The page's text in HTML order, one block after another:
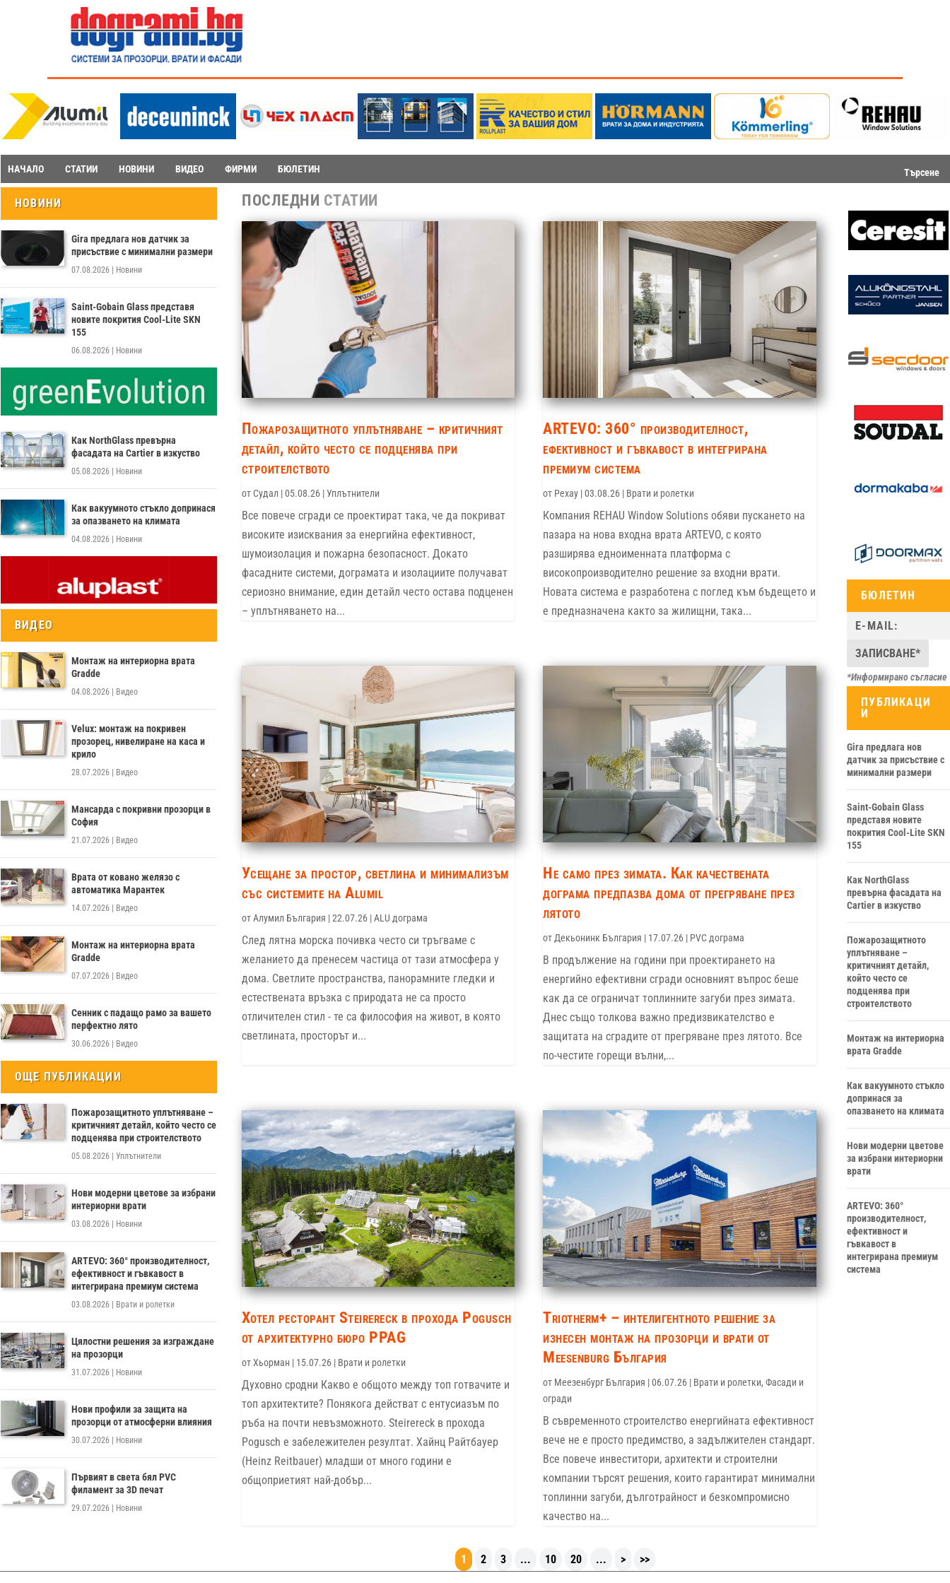
НАЧАЛО СТАТИИ НОВИНИ ВИДЕО ФИРМИ БЮЛЕТИН Търсене
НОВИНИ
Gira предлага нов датчик за
присъствие с минимални размери
07.08.2026 Новини
Saint-Gobain Glass представя
новите покрития Cool-Lite SKN
155
06.08.2026 Новини
Как NorthGlass превърна
фасадата на Cartier в изкуство
05.08.2026 | Новини
Как вакуумното стъкло допринася
за опазването на климата
04.08.2026 | Новини
ВИДЕО
Монтаж на интериорна врата
Gradde
04.08.2026 Видео
Velux: монтаж на покривен
прозорец, нивелиране на каса и
крило
28.07.2026 Видео
Мансарда с покривни прозорци в
София
21.07.2026 Видео
Врата от ковано желязо с
автоматика Марантек
14.07.2026 Видео
Монтаж на интериорна врата
Gradde
07.07.2026 Видео
Сенник с падащо рамо за вашето
перфектно лято
30.06.2026 Видео
ОЩЕ ПУБЛИКАЦИИ
Пожарозащитното уплътняване –
критичният детайл, който често се
подценява при строителството
05.08.2026 Уплътнители
Нови модерни цветове за избрани
интериорни врати
03.08.2026 Новини
ARTEVO: 360° производителност,
ефективност и гъвкавост в
интегрирана премиум система
03.08.2026 Врати и ролетки
Цялостни решения за изграждане
на прозорци
31.07.2026 Новини
Нови профили за защита на
прозорци от атмосферни влияния
30.07.2026 Новини
Първият в света бял PVC
филамент за 3D печат
29.07.2026 Новини
ПОСЛЕДНИ СТАТИИ
Пожарозащитното уплътняване – критичният
детайл, който често се подценява при
строителството
от Судал |05.08.26|Уплътнители
Все повече сгради се проектират така, че да покриват
високите изисквания за енергийна ефективност,
шумоизолация и пожарна безопасност. Докато
фасадните системи, дограмата и изолациите получават
сериозно внимание, един детайл често остава подценен
– уплътняването на...
ARTEVO: 360° производителност,
ефективност и гъвкавост в интегрирана
премиум система
от Рехау |03.08.26 | Врати и ролетки
Компания REHAU Window Solutions обяви пускането на
пазара на нова входна врата ARTEVO, с която
разширява едноименната платформа с
високопроизводително решение за входни врати.
Новата система е разработена с поглед към бъдещето и
е предназначена както за жилищни, така...
Усещане за простор, светлина и минимализъм
със системите на Alumil
отАлумил България |22.07.26|ALU дограма
След лятна морска почивка често си тръгваме с
желанието да пренесем частица от тази атмосфера у
дома. Светлите пространства, панорамните гледки и
естествената връзка с природата не са просто
отличителен стил - те са философия на живот, в която
светлината, просторът и...
Не само през зимата. Как качествената
дограма предпазва дома от прегряване през
лятото
от Декьонинк България | 17.07.26 | PVC дограма
В продължение на години при проектирането на
енергийно ефективни сгради основният въпрос беше
как да се ограничат топлинните загуби през зимата.
Днес също толкова важно предизвикателство е
защитата на сградите от прегряване през лятото. Все
по-честите горещи вълни,...
Хотел ресторант Steirereck в прохода Pogusch
от архитектурно бюро PPAG
отХьорман | 15.07.26| Врати и ролетки
Духовно сродни Какво е общото между топ готвачите и
топ архитектите? Понякога действат с ентусиазъм по
ръба на почти невъзможното. Steirereck в прохода
Pogusch е забележителен резултат. Хайнц Райтбауер
(Heinz Reitbauer) младши от много години е
общоприетият най-добър...
Triotherm+ – интелигентното решение за
изнесен монтаж на прозорци и врати от
Meesenburg България
от Меезенбург България |06.07.26 | Врати и ролетки,Фасади и
огради
В съвременното строителство енергийната ефективност
вече не е просто предимство, а задължителен стандарт.
Все повече инвеститори, архитекти и строителни
компании търсят решения, които гарантират минимални
топлинни загуби, дълготрайност и безкомпромисно
качество на...
1 2 3 ... 10 20 ... > >>
БЮЛЕТИН
*Информирано съгласие
ПУБЛИКАЦИ
И
Gira предлага нов
датчик за присъствие с
минимални размери
Saint-Gobain Glass
представя новите
покрития Cool-Lite SKN
155
Как NorthGlass
превърна фасадата на
Cartier в изкуство
Пожарозащитното
уплътняване –
критичният детайл,
който често се
подценява при
строителството
Монтаж на интериорна
врата Gradde
Как вакуумното стъкло
допринася за
опазването на климата
Нови модерни цветове
за избрани интериорни
врати
ARTEVO: 360°
производителност,
ефективност и
гъвкавост в
интегрирана премиум
система